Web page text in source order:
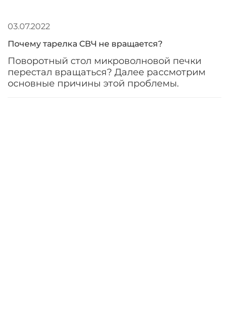
03.07.2022
Почему тарелка СВЧ не вращается?
Поворотный стол микроволновой печки
перестал вращаться? Далее рассмотрим
основные причины этой проблемы.